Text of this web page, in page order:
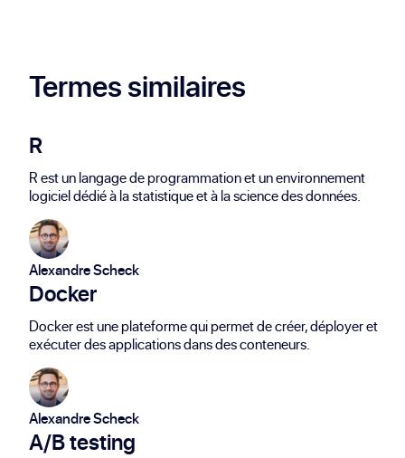
Termes similaires
R
R est un langage de programmation et un environnement
logiciel dédié à la statistique et à la science des données.
Alexandre Scheck
Docker
Docker est une plateforme qui permet de créer, déployer et
exécuter des applications dans des conteneurs.
Alexandre Scheck
A/B testing